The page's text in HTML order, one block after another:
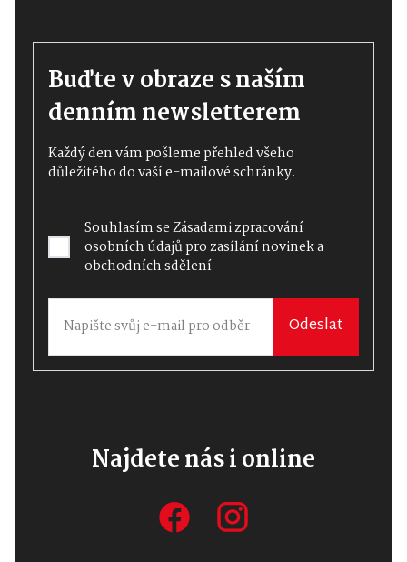
Buďte v obraze s naším
denním newsletterem
Každý den vám pošleme přehled všeho
důležitého do vaší e-mailové schránky.
Souhlasím seZásadami zpracování
osobních údajůpro zasílání novinek a
obchodních sdělení
Odeslat
Najdete nás i online